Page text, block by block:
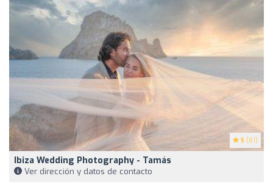
5 (61)
Ibiza Wedding Photography - Tamás
Ver dirección y datos de contacto